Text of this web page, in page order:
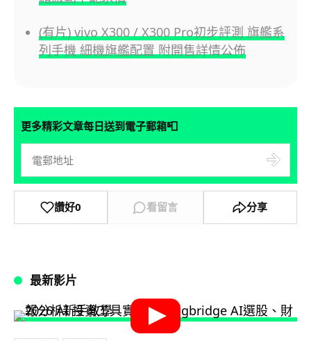
(有片) vivo X300 / X300 Pro初步評測 旗艦系
列手機 細機旗艦配置 附開售詳情公佈
更多精彩文章每日送到電子郵箱📮
讚好0 看留言 分享
最新影片